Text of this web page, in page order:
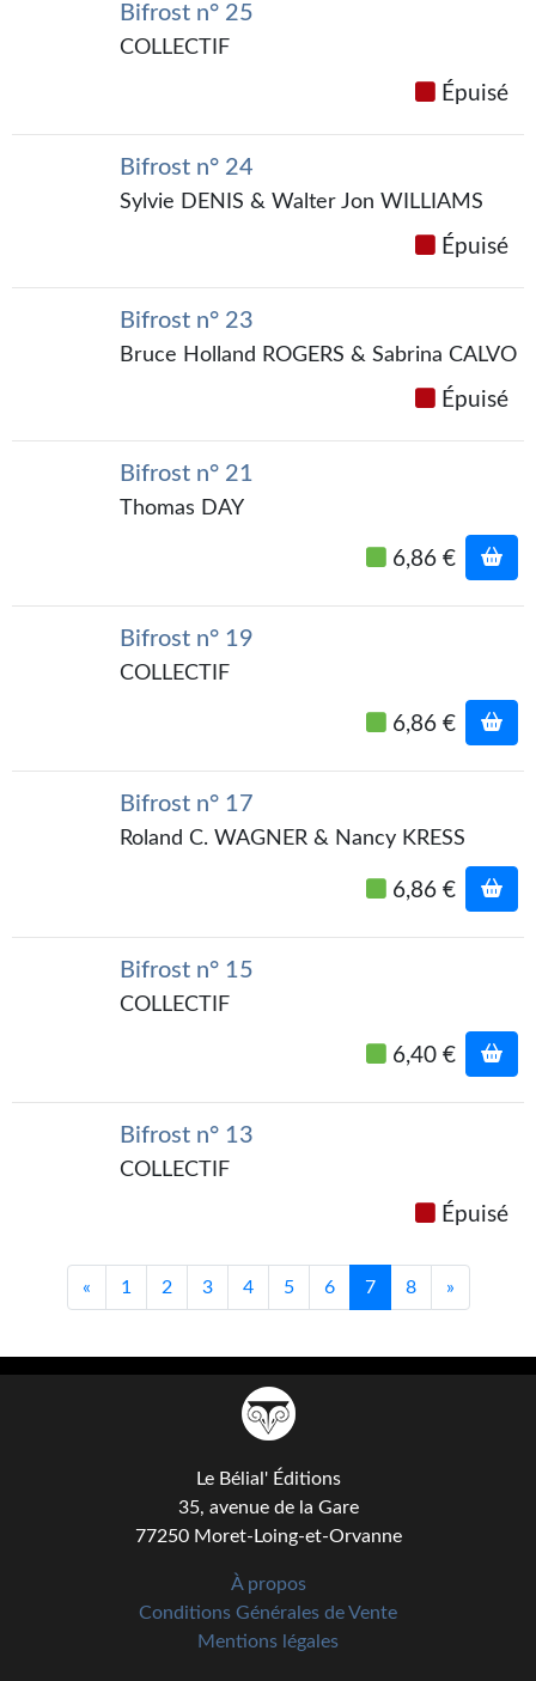
Récompenses
LE BLOG BIFROST
Journal d'un homme des bois
Support technique
Bifrost n° 25
COLLECTIF
Épuisé
Bifrost n° 24
Sylvie DENIS & Walter Jon WILLIAMS
Épuisé
Bifrost n° 23
Bruce Holland ROGERS & Sabrina CALVO
Épuisé
Bifrost n° 21
Thomas DAY
6,86 €
Bifrost n° 19
COLLECTIF
6,86 €
Bifrost n° 17
Roland C. WAGNER & Nancy KRESS
6,86 €
Bifrost n° 15
COLLECTIF
6,40 €
Bifrost n° 13
COLLECTIF
Épuisé
« 1 2 3 4 5 6 7 8 »
Le Bélial' Éditions
35, avenue de la Gare
77250 Moret-Loing-et-Orvanne
À propos
Conditions Générales de Vente
Mentions légales